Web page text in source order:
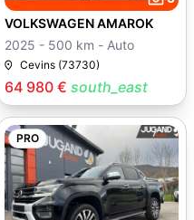
64 980 € south_east
VOLKSWAGEN AMAROK
2025 - 500 km - Auto
Cevins (73730)
PRO